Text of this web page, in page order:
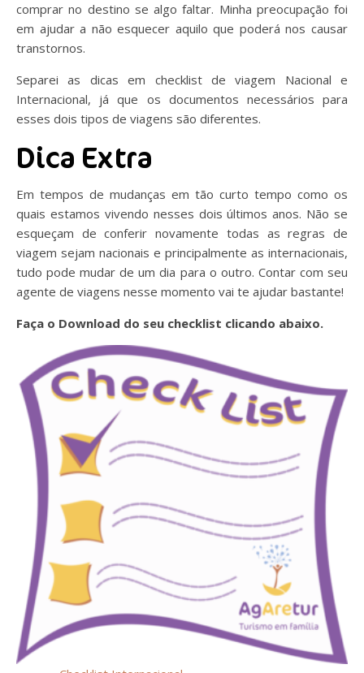
comprar no destino se algo faltar. Minha preocupação foi
em ajudar a não esquecer aquilo que poderá nos causar
transtornos.
Separei as dicas em checklist de viagem Nacional e
Internacional, já que os documentos necessários para
esses dois tipos de viagens são diferentes.
Dica Extra
Em tempos de mudanças em tão curto tempo como os
quais estamos vivendo nesses dois últimos anos. Não se
esqueçam de conferir novamente todas as regras de
viagem sejam nacionais e principalmente as internacionais,
tudo pode mudar de um dia para o outro. Contar com seu
agente de viagens nesse momento vai te ajudar bastante!
Faça o Download do seu checklist clicando abaixo.